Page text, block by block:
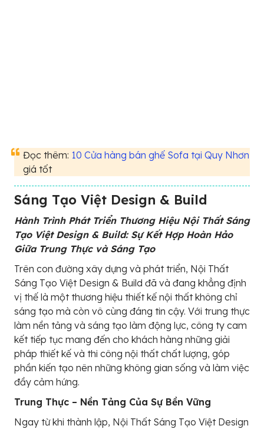
Đọc thêm: 10 Cửa hàng bán ghế Sofa tại Quy Nhơn
giá tốt
Sáng Tạo Việt Design & Build
Hành Trình Phát Triển Thương Hiệu Nội Thất Sáng
Tạo Việt Design & Build: Sự Kết Hợp Hoàn Hảo
Giữa Trung Thực và Sáng Tạo
Trên con đường xây dựng và phát triển, Nội Thất
Sáng Tạo Việt Design & Build đã và đang khẳng định
vị thế là một thương hiệu thiết kế nội thất không chỉ
sáng tạo mà còn vô cùng đáng tin cậy. Với trung thực
làm nền tảng và sáng tạo làm động lực, công ty cam
kết tiếp tục mang đến cho khách hàng những giải
pháp thiết kế và thi công nội thất chất lượng, góp
phần kiến tạo nên những không gian sống và làm việc
đầy cảm hứng.
Trung Thực – Nền Tảng Của Sự Bền Vững
Ngay từ khi thành lập, Nội Thất Sáng Tạo Việt Design